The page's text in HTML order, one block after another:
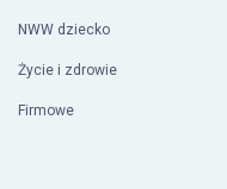
NWW dziecko
Życie i zdrowie
Firmowe